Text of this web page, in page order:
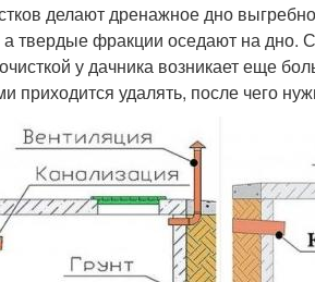
делают дренажное дно
а твердые фракции оседают на дно.
у дачника возникает еще
приходится удалять, после чего